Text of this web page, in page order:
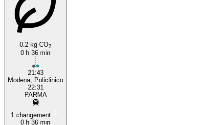
0.2 kg CO2
0 h 36 min
21:43
Modena, Policlinico
22:31
PARMA
1 changement
0 h 36 min